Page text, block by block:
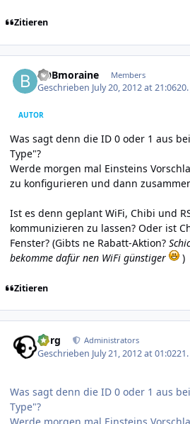
Zitieren
BOBmoraine Members
Geschrieben July 20, 2012 at 21:06
AUTOR
Was sagt denn die ID 0 oder 1 aus
Type"?
Werde morgen mal Einsteins
zu konfigurieren und dann
Ist es denn geplant WiFi, Chibi und
kommunizieren zu lassen? Oder ist
Fenster? (Gibts ne Rabatt-Aktion?
bekomme dafür nen WiFi günstiger
)
Zitieren
borg Administrators
Geschrieben July 21, 2012 at 01:02
Was sagt denn die ID 0 oder 1 aus
Type"?